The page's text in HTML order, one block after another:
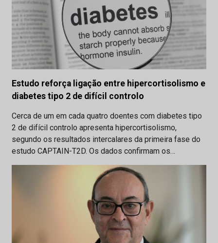
Estudo reforça ligação entre hipercortisolismo e
diabetes tipo 2 de difícil controlo
Cerca de um em cada quatro doentes com diabetes tipo
2 de difícil controlo apresenta hipercortisolismo,
segundo os resultados intercalares da primeira fase do
estudo CAPTAIN-T2D. Os dados confirmam os…